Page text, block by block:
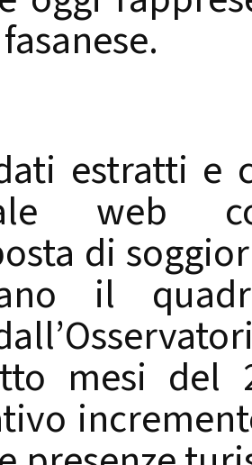
estratti e
web
di
il
mesi del